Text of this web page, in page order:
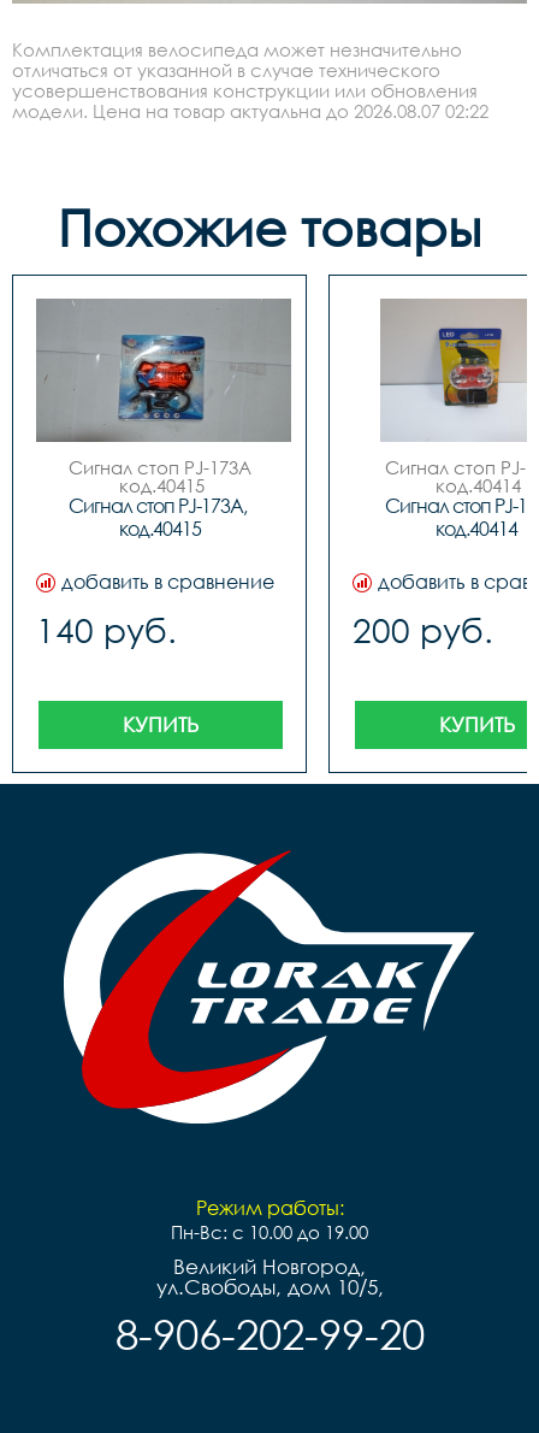
Комплектация велосипеда может незначительно
отличаться от указанной в случае технического
усовершенствования конструкции или обновления
модели. Цена на товар актуальна до 2026.08.07 02:22
Похожие товары
Сигнал стоп PJ-173A
код.40415
Сигнал стоп PJ-173A,
код.40415
добавить в сравнение
140 руб.
КУПИТЬ
Сигнал стоп PJ-
код.40414
Сигнал стоп PJ-
код.40414
добавить в
200 руб.
КУПИТЬ
Режим работы:
Пн-Вс: с 10.00 до 19.00
Великий Новгород,
ул.Свободы, дом 10/5,
8-906-202-99-20